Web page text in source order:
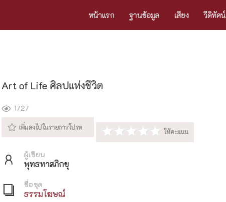
หน้าแรก ฐานข้อมูล เสียง วีดิทัศน์
Art of Life ศิลปแห่งชีวิต
1727
ผู้เขียน
พุทธทาสภิกขุ
ชื่อชุด
ธรรมโฆษณ์